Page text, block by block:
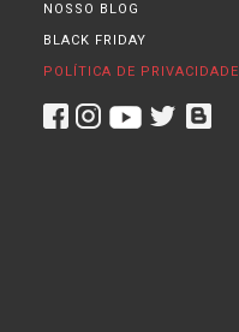
NOSSO BLOG
BLACK FRIDAY
POLÍTICA DE PRIVACIDADE